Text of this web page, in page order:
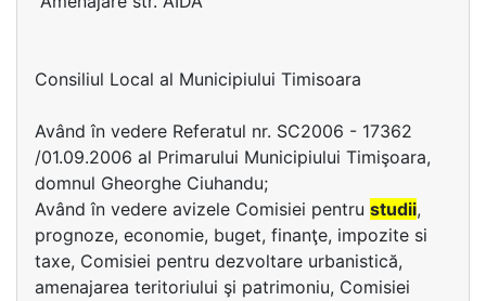
Consiliul Local al Municipiului Timisoara
Având în vedere Referatul nr. SC2006 - 17362
/01.09.2006 al Primarului Municipiului Timişoara,
domnul Gheorghe Ciuhandu;
Având în vedere avizele Comisiei pentru studii,
prognoze, economie, buget, finanţe, impozite si
taxe, Comisiei pentru dezvoltare urbanistică,
amenajarea teritoriului şi patrimoniu, Comisiei